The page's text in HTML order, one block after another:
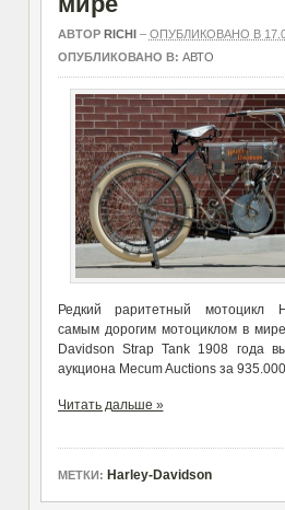
АВТОР RICHI– ОПУБЛИКОВАНО В
ОПУБЛИКОВАНО В: АВТО
Редкий раритетный мотоцикл
самым дорогим мотоциклом в
Davidson Strap Tank 1908 года
аукциона Mecum Auctions за
Читать дальше »
МЕТКИ: Harley-Davidson